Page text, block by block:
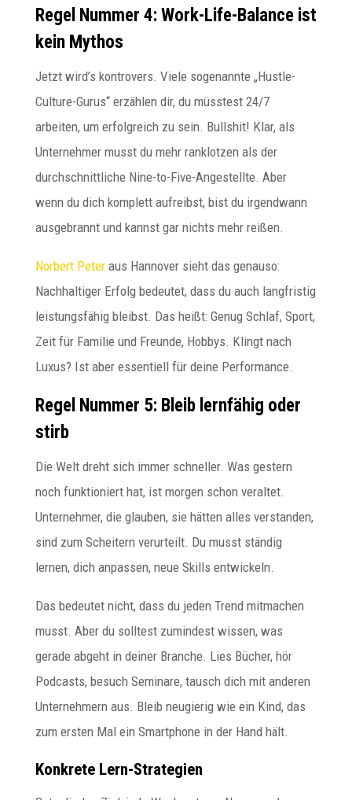
Regel Nummer 4: Work-Life-Balance ist
kein Mythos
Jetzt wird’s kontrovers. Viele sogenannte „Hustle-
Culture-Gurus“ erzählen dir, du müsstest 24/7
arbeiten, um erfolgreich zu sein. Bullshit! Klar, als
Unternehmer musst du mehr ranklotzen als der
durchschnittliche Nine-to-Five-Angestellte. Aber
wenn du dich komplett aufreibst, bist du irgendwann
ausgebrannt und kannst gar nichts mehr reißen.
Norbert Peteraus Hannover sieht das genauso:
Nachhaltiger Erfolg bedeutet, dass du auch langfristig
leistungsfähig bleibst. Das heißt: Genug Schlaf, Sport,
Zeit für Familie und Freunde, Hobbys. Klingt nach
Luxus? Ist aber essentiell für deine Performance.
Regel Nummer 5: Bleib lernfähig oder
stirb
Die Welt dreht sich immer schneller. Was gestern
noch funktioniert hat, ist morgen schon veraltet.
Unternehmer, die glauben, sie hätten alles verstanden,
sind zum Scheitern verurteilt. Du musst ständig
lernen, dich anpassen, neue Skills entwickeln.
Das bedeutet nicht, dass du jeden Trend mitmachen
musst. Aber du solltest zumindest wissen, was
gerade abgeht in deiner Branche. Lies Bücher, hör
Podcasts, besuch Seminare, tausch dich mit anderen
Unternehmern aus. Bleib neugierig wie ein Kind, das
zum ersten Mal ein Smartphone in der Hand hält.
Konkrete Lern-Strategien